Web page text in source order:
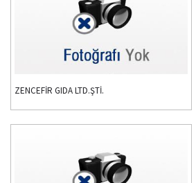
ZENCEFİR GIDA LTD.ŞTİ.